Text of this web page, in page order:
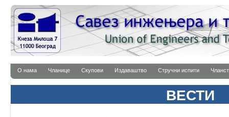
О нама Чланице Скупови Издаваштво Стручни испити
ВЕСТИ